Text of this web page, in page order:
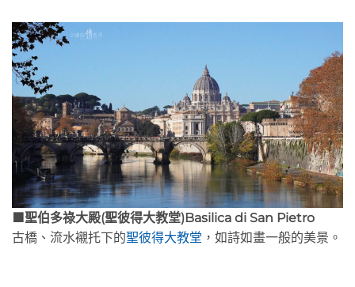
🟫聖伯多祿大殿(聖彼得大教堂)Basilica di San Pietro
古橋、流水襯托下的聖彼得大教堂 ，如詩如畫一般的美景。